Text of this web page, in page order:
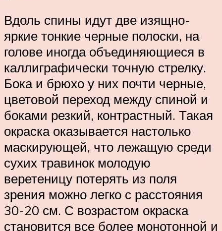
Вдоль спины идут две изящно-
яркие тонкие черные полоски, на
голове иногда объединяющиеся в
каллиграфически точную стрелку.
Бока и брюхо у них почти черные,
цветовой переход между спиной и
боками резкий, контрастный. Такая
окраска оказывается настолько
маскирующей, что лежащую среди
сухих травинок молодую
веретеницу потерять из поля
зрения можно легко с расстояния
30-20 см. С возрастом окраска
становится все более монотонной и